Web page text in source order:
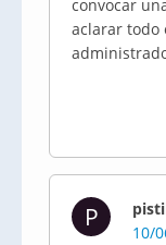
convocar
aclarar todo
P
10/